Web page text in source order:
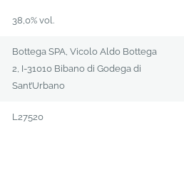
38,0% vol.
Bottega SPA, Vicolo Aldo Bottega
2, I-31010 Bibano di Godega di
Sant’Urbano
L27520